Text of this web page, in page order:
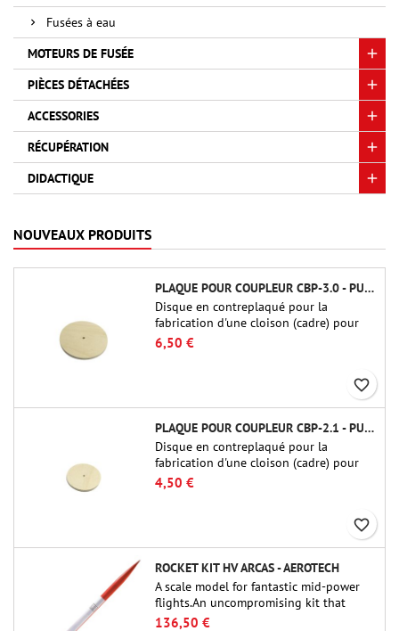
Fusées à eau
MOTEURS DE FUSÉE
PIÈCES DÉTACHÉES
ACCESSORIES
RÉCUPÉRATION
DIDACTIQUE
NOUVEAUX PRODUITS
PLAQUE POUR COUPLEUR CBP-3.0 - PUBLIC MISSILES LTD.
Disque en contreplaqué pour la
fabrication d'une cloison (cadre) pour
raccords tubulaires de 75 mm de Public
Missiles Ltd. (PT-3.0/QT-3.0)
6,50 €
favorite_border
PLAQUE POUR COUPLEUR CBP-2.1 - PUBLIC MISSILES LTD.
Disque en contreplaqué pour la
fabrication d'une cloison (cadre) pour
raccords tubulaires de 54 mm de Public
Missiles Ltd. (PT-2.1 ou QT-2.1)
4,50 €
favorite_border
ROCKET KIT HV ARCAS - AEROTECH
A scale model for fantastic mid-power
flights.An uncompromising kit that
allows you to build a replica of one of
136,50 €